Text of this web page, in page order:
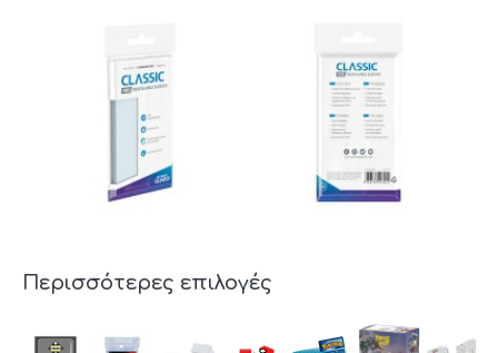
Περισσότερες επιλογές